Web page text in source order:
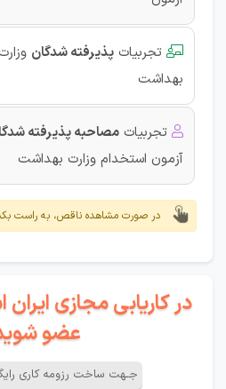
 تجربیات پذیرفته شدگان
بهداشت
 تجربیات مصاحبه پذیرفته
آزمون‌ استخدام وزارت بهداشت
در صورت مشاهده ناقص، به راست
در کاریابی مجازی ایران
عضو
جـهت ساخت رزومه کاری